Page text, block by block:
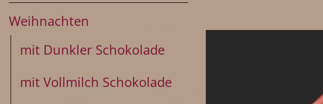
Weihnachten
mit Dunkler Schokolade
mit Vollmilch Schokolade